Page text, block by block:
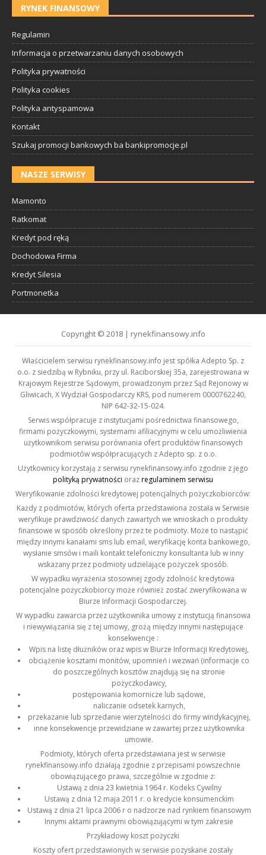
RYNEK FINANSOWY
Regulamin
Informacja o przetwarzaniu danych osobowych
Polityka prywatności
Polityka cookies
Polityka antyspamowa
Kontakt
Szukaj promocji bankowych ba bankipromocje.pl
NASZE SERWISY
Mamonto
Ratkomat
Kredyt pod ręką
Dochodowa Firma
Kredyt Silesia
Portmonetka
Copyright © 2018 | rynekfinansowy.info
Właścicielem serwisu rynekfinansowy.info jest spółka Adepto Sp. z
o.o. z siedzibą w Rybniku, przy ul. Raciborskiej 35a, zarejestrowana w
Krajowym Rejestrze Sądowym, prowadzonym przez Sąd Rejonowy w
Gliwicach, X Wydział Gospodarczy KRS, pod numerem 0000762240,
NIP 642-32-15-024.
Serwis współpracuje z instytucjami pośrednictwa finansowego,
firmami pożyczkowymi, systemami afiliacyjnymi w celu umożliwienia
użytkownikom serwisu porównania ofert produktów finansowych
podmiotów współpracujących z Adepto sp. z o.o.
Użytkownicy korzystają z serwisu rynekfinansowy.info zgodnie z jego
polityką prywatności orazregulaminem serwisu
Weryfikowanie zdolności kredytowej potencjalnych pożyczkobiorców:
Każdy z podmiotów, których oferta przedstawiona została w Serwisie
weryfikuje prawdziwość danych zawartych we wnioskach o produkty
finansowe w sposób określony przez te podmioty. Może to nastąpić
między innymi kanałami sms lub email, weryfikację konta bankowego,
wysłanie smsów i maili kontakt telefoniczny konsultanta lub w inny
wskazany przez podmioty udzielające pożyczek sposób.
W wypadku wyrażenia stosownej zgody zdolność kredytowa
potencjalne pożyczkobiorcy może również zostać zweryfikowana w
Biurze Informacji Gospodarczej.
W wypadku zawarcia przez użytkownika umowy z instytucją finansowa
i niewywiązania się z tej umowy, grożą między innymi następujące
konsekwencje :
Wpis na listę dłużników oraz wpis w Biurze Informacji Kredytowej,
obciążenie kosztami monitów, upomnień i wezwań (informacje co
do poszczególnych kosztów znajdują się na stronie
pożyczkodawcy,
postępowania komornicze lub sądowe,
naliczanie odsetek karnych,
przekazanie lub sprzedanie wierzytelności do firmy windykacyjnej,
inne konsekwencje przewidziane w zawartej przez użytkownika
umowie.
Podmioty, których oferta przedstawiana jest w serwisie
rynekfinansowy.info działają zgodnie z przepisami powszechnie
obowiązującego prawa, szczególnie w zgodnie z:
Ustawą z dnia 23 kwietnia 1964 r. Kodeks Cywilny
Ustawą z dnia 12 maja 2011 r. o kredycie konsumenckim
Ustawą z dnia 21 lipca 2006 r o nadzorze nad rynkiem finansowym
Innymi aktami prawnymi obowiązującymi w tym zakresie
Przykładowy koszt pożyczki
Koszty ofert przedstawionych w serwisie pozyskane zostały